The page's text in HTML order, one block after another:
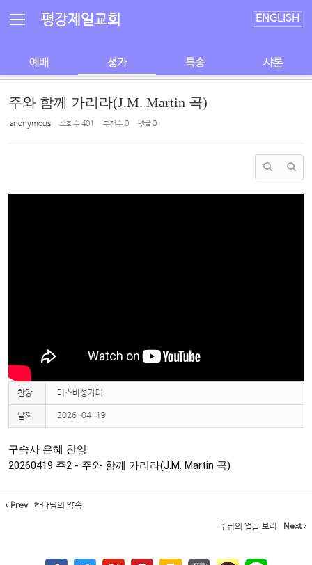
평강제일교회 ENGLISH
예배 성가 특송 샤론
주와 함께 가리라(J.M. Martin 곡)
anonymous 조회 수401 추천 수0 댓글0
찬양 미스바성가대
날짜 2026-04-19
구속사 은혜 찬양
20260419 주2 - 주와 함께 가리라(J.M. Martin 곡)
Prev 하나님의 약속
주님의 얼굴 보라 Next